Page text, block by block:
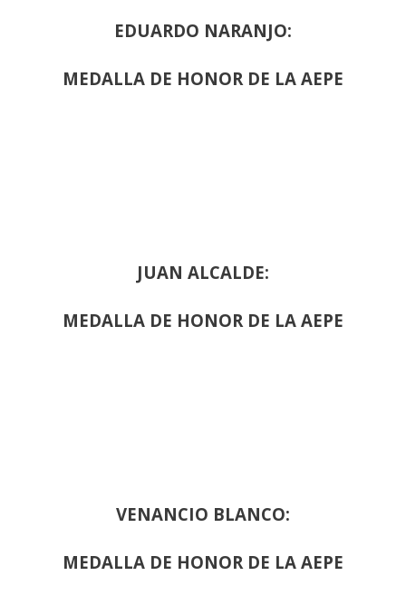
EDUARDO NARANJO:
MEDALLA DE HONOR DE LA AEPE
JUAN ALCALDE:
MEDALLA DE HONOR DE LA AEPE
VENANCIO BLANCO:
MEDALLA DE HONOR DE LA AEPE